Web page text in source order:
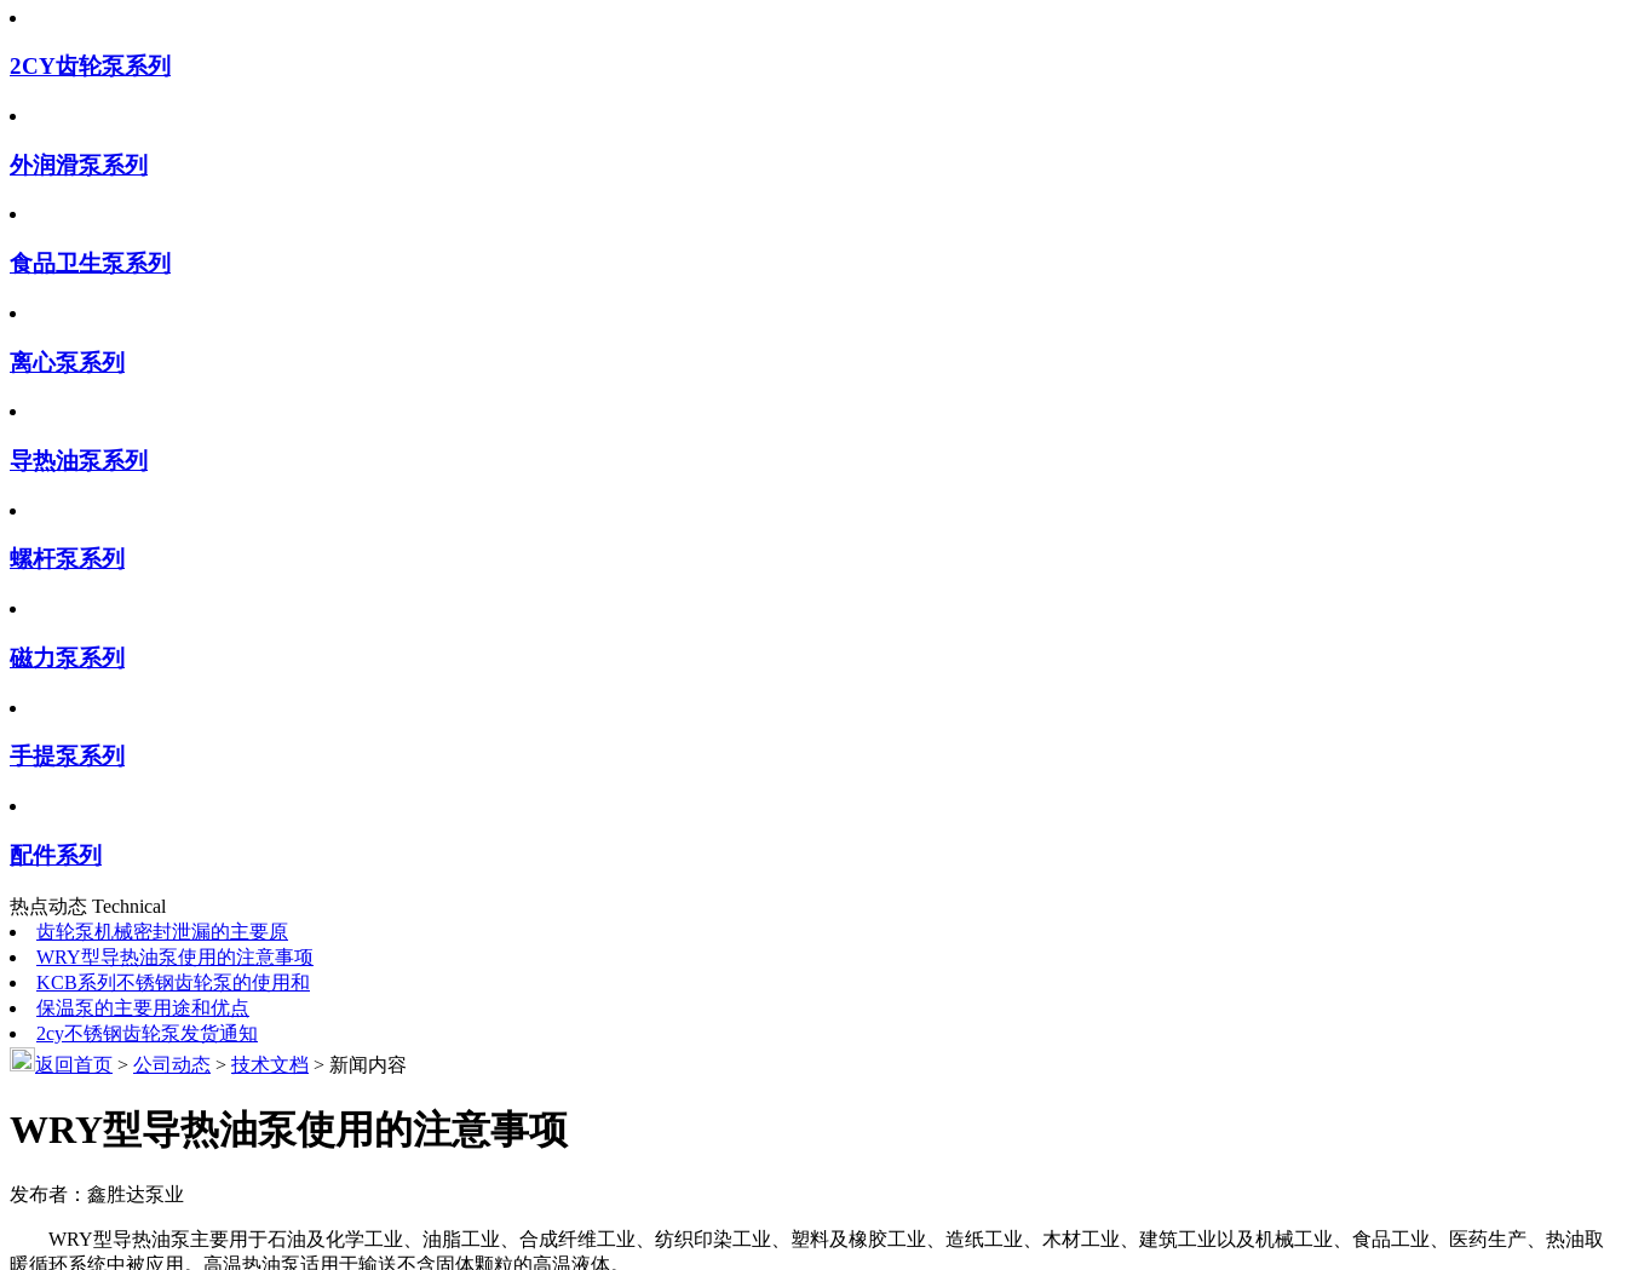
2CY齿轮泵系列
外润滑泵系列
食品卫生泵系列
离心泵系列
导热油泵系列
螺杆泵系列
磁力泵系列
手提泵系列
配件系列
热点动态 Technical
齿轮泵机械密封泄漏的主要原
WRY型导热油泵使用的注意事项
KCB系列不锈钢齿轮泵的使用和
保温泵的主要用途和优点
2cy不锈钢齿轮泵发货通知
返回首页 > 公司动态 > 技术文档 > 新闻内容
WRY型导热油泵使用的注意事项
发布者：鑫胜达泵业
WRY型导热油泵主要用于石油及化学工业、油脂工业、合成纤维工业、纺织印染工业、塑料及橡胶工业、造纸工业、木材工业、建筑工业以及机械工业、食品工业、医药生产、热油取
暖循环系统中被应用。高温热油泵适用于输送不含固体颗粒的高温液体。